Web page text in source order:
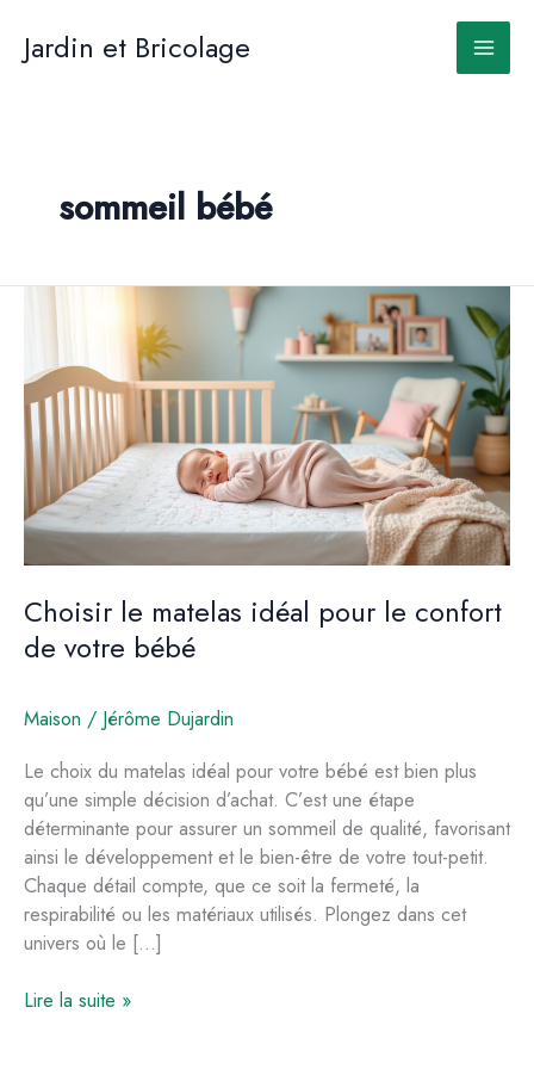
contenu
Jardin et Bricolage
sommeil bébé
Choisir le matelas idéal pour le confort
de votre bébé
Maison / Jérôme Dujardin
Le choix du matelas idéal pour votre bébé est bien plus
qu’une simple décision d’achat. C’est une étape
déterminante pour assurer un sommeil de qualité, favorisant
ainsi le développement et le bien-être de votre tout-petit.
Chaque détail compte, que ce soit la fermeté, la
respirabilité ou les matériaux utilisés. Plongez dans cet
univers où le […]
Choisir
Lire la suite »